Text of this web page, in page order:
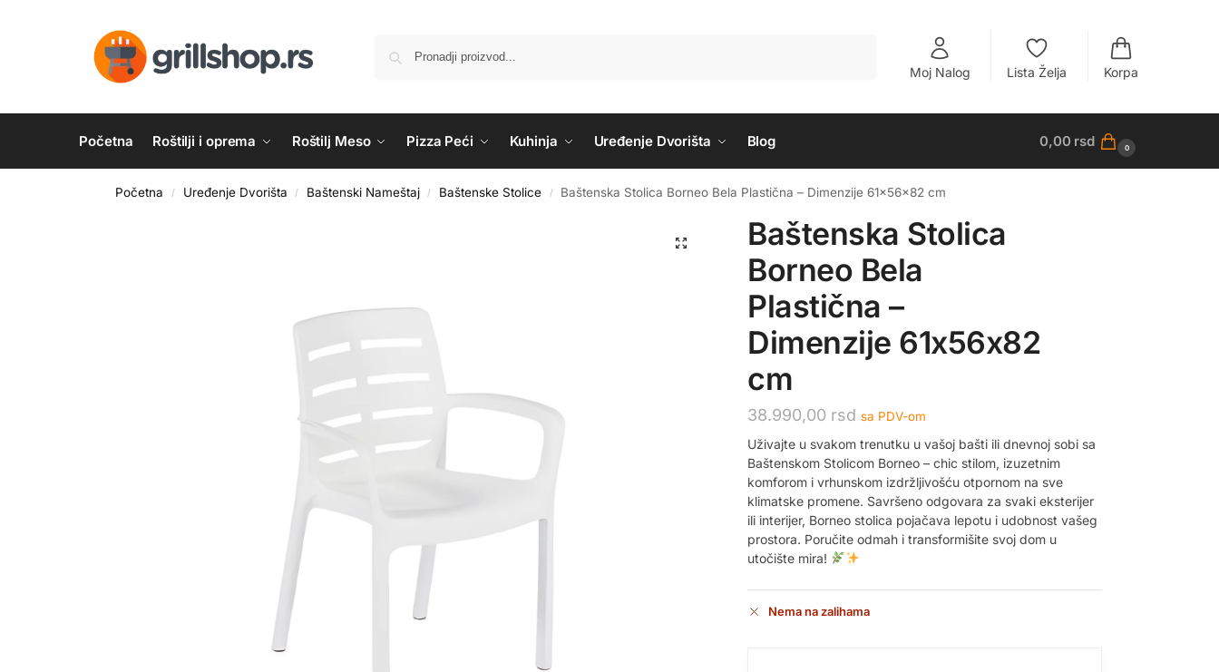
Moj Nalog Lista Želja Korpa
Početna Roštilji i oprema Roštilj Meso Pizza Peći Kuhinja Uređenje Dvorišta Blog 0,00 rsd 0
Početna / Uređenje Dvorišta / Baštenski Nameštaj / Baštenske Stolice / Baštenska Stolica Borneo Bela Plastična – Dimenzije 61x56x82 cm
Baštenska Stolica
Borneo Bela
Plastična –
Dimenzije 61x56x82
cm
38.990,00 rsd sa PDV-om
Uživajte u svakom trenutku u vašoj bašti ili dnevnoj sobi sa
Baštenskom Stolicom Borneo – chic stilom, izuzetnim
komforom i vrhunskom izdržljivošću otpornom na sve
klimatske promene. Savršeno odgovara za svaki eksterijer
ili interijer, Borneo stolica pojačava lepotu i udobnost vašeg
prostora. Poručite odmah i transformišite svoj dom u
utočište mira!
Nema na zalihama